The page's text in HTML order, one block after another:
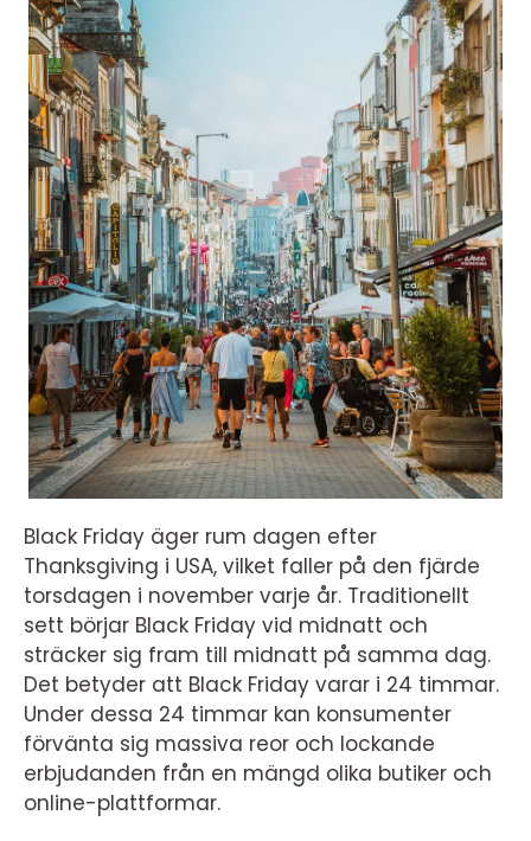
Black Friday äger rum dagen efter
Thanksgiving i USA, vilket faller på den fjärde
torsdagen i november varje år. Traditionellt
sett börjar Black Friday vid midnatt och
sträcker sig fram till midnatt på samma dag.
Det betyder att Black Friday varar i 24 timmar.
Under dessa 24 timmar kan konsumenter
förvänta sig massiva reor och lockande
erbjudanden från en mängd olika butiker och
online-plattformar.